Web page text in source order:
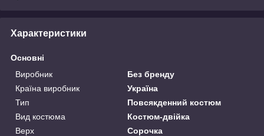
Характеристики
Основні
Виробник
Без бренду
Країна виробник
Україна
Тип
Повсякденний костюм
Вид костюма
Костюм-двійка
Верх
Сорочка